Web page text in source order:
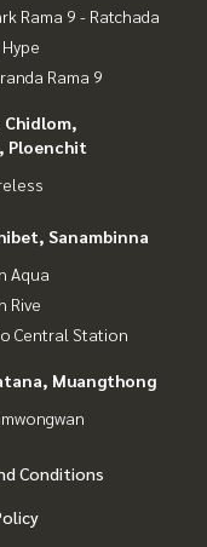
Rama 9 - Ratchada
Rama 9
Ploenchit
Sanambinna
Aqua
Rive
Central Station
Muangthong
Conditions